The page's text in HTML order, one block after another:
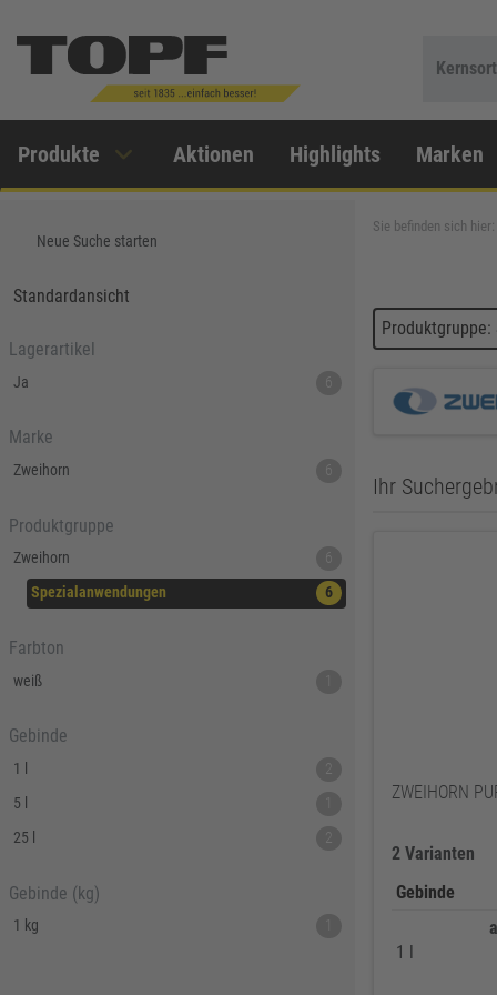
Produkte Aktionen Highlights Marken
Neue Suche starten
Standardansicht
Lagerartikel
Ja 6
Marke
Zweihorn 6
Produktgruppe
Zweihorn
6
Spezialanwendungen
6
Farbton
weiß
Gebinde
1 l
2
5 l
25 l
2
Gebinde (kg)
1 kg
Sie befinden sich hier:
Produktgruppe:
Ihr
ZWEIHORN
2 Varianten
Gebinde
1 l